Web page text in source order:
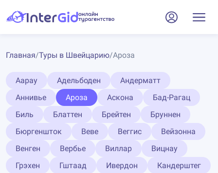
Главная/Туры в Швейцарию/Ароза
Аарау Адельбоден
Андерматт
Аннивье
Ароза Аскона
Бад-Рагац
Биль
Блаттен Брейтен
Бруннен
Бюргеншток
Веве Веггис
Вейзонна
Венген
Вербье Виллар
Вицнау
Грэхен
Гштаад Ивердон
Кандерштег